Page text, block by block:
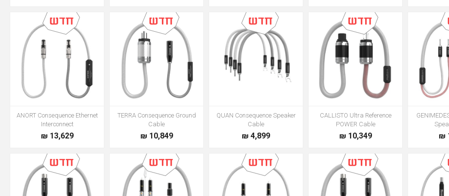
CALLISTO Ultra Reference
POWER Cable
10,349 ₪
QUAN Consequence Speaker
Cable
4,899 ₪
TERRA Consequence Ground
Cable
10,849 ₪
ANORT Consequence Ethernet
Interconnect
13,629 ₪